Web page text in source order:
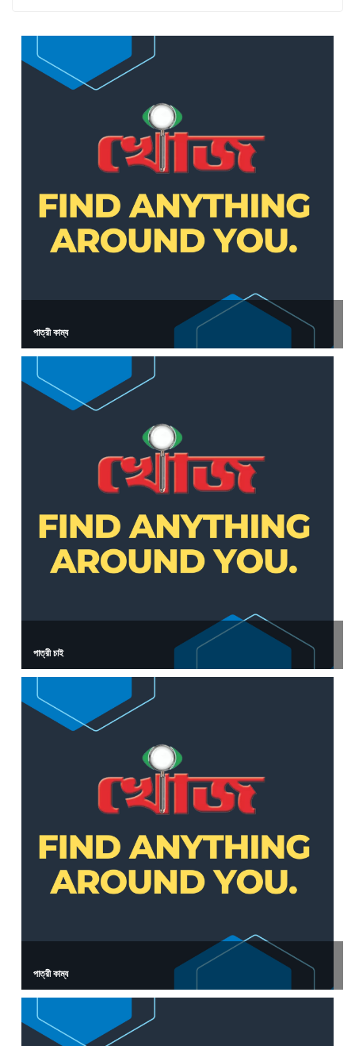
পাত্রী কাম্য
পাত্রী চাই
পাত্রী কাম্য